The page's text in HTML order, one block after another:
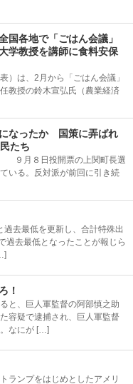
国各地で「ごはん会議」
学教授を講師に食料安保
）は、2月から「ごはん会議」
教授の鈴木宣弘氏（農業経済
になったか 国策に弄ばれ
たち
９月８日投開票の上関町長選
いる。反対派が前回に引き続
去最低を更新し、合計特殊出
過去最低となったことが報じら
！
と、巨人軍監督の阿部慎之助
容疑で逮捕され、巨人軍監督
なにが […]
ランプをはじめとしたアメリ